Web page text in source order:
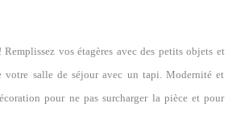
Remplissez vos étagères avec des petits objets et
votre salle de séjour avec un tapi. Modernité et
pour ne pas surcharger la pièce et pour